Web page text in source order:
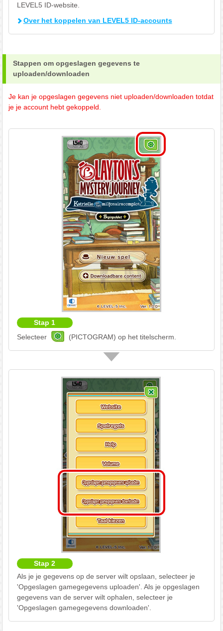
LEVEL5 ID-website.
Over het koppelen van LEVEL5 ID-accounts
Stappen om opgeslagen gegevens te
uploaden/downloaden
Je kan je opgeslagen gegevens niet uploaden/downloaden totdat
je je account hebt gekoppeld.
Stap 1
Selecteer
(PICTOGRAM) op het titelscherm.
Stap 2
Als je je gegevens op de server wilt opslaan, selecteer je
'Opgeslagen gamegegevens uploaden'. Als je opgeslagen
gegevens van de server wilt ophalen, selecteer je
'Opgeslagen gamegegevens downloaden'.